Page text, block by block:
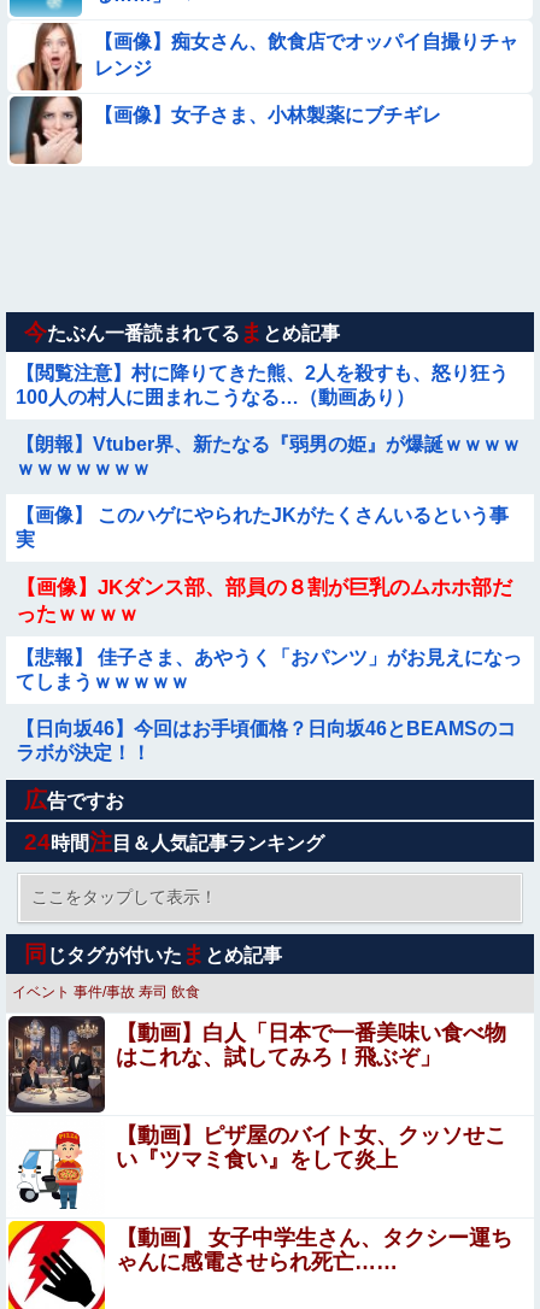
襲われてオッパイ揉まれた」
【画像】巨大マンボウの稚魚さん、金平糖みたいでカワイイｗ
【動画】美少女4人組の20年後の姿がヤバいwwwwww
を硬めてくるｗｗｗｗｗｗｗ
【画像】痴女さん、飲食店でオッパイ自撮りチャ
レンジ
【画像】女子さま、小林製薬にブチギレ
今たぶん一番読まれてる ま とめ記事
【閲覧注意】村に降りてきた熊、2人を殺すも、怒り狂う
100人の村人に囲まれこうなる…（動画あり）
【朗報】Vtuber界、新たなる『弱男の姫』が爆誕ｗｗｗｗ
ｗｗｗｗｗｗｗ
【画像】 このハゲにやられたJKがたくさんいるという事
実
【画像】JKダンス部、部員の８割が巨乳のムホホ部だ
ったｗｗｗｗ
【悲報】 佳子さま、あやうく「おパンツ」がお見えになっ
てしまうｗｗｗｗｗ
【日向坂46】今回はお手頃価格？日向坂46とBEAMSのコ
ラボが決定！！
【動画】これはお見事。中国重慶市で珍しい事故が撮影さ
れる。
『ほの暮しの庭』Switch2版 21,965本、Switch版 12,458
【画像】井口裕香(36)、タンクトップがはち切れそうなく
らいデカイｗｗｗｗｗｗｗｗｗｗｗ
彼女がタヒんだ。悲しみに暮れながらも彼女の分まで精一
杯生きようと誓った。だが実は生きていた！突撃するとふ
っくらした顔で大きなお腹を抱えて...
旅行先で綺麗なガラス工房の灰皿を愛煙家の父のお土産に
したんだけどダイソーでそっくりな商品を見つけた
夫さん、妻に「天井のシミ数えてれば終わるでな」と押し
倒されて性行為 → 凄いことになるｗｗｗｗｗ
ジャンポケ斎藤と代理人のやりとり、「地獄すぎて完
全にコントになってる……」と衝撃を受ける人が続出
中
彡(●)(●)「やっと服役終わったで...!性的暴行で通報しやが
広告ですお
24時間注 目＆人気記事ランキング
ここをタップして表示！
同 じタグが付いた ま とめ記事
イベント 事件/事故 寿司 飲食
【動画】白人「日本で一番美味い食べ物
はこれな、試してみろ！飛ぶぞ」
【動画】ピザ屋のバイト女、クッソせこ
い『ツマミ食い』をして炎上
【動画】 女子中学生さん、タクシー運ち
ゃんに感電させられ死亡……